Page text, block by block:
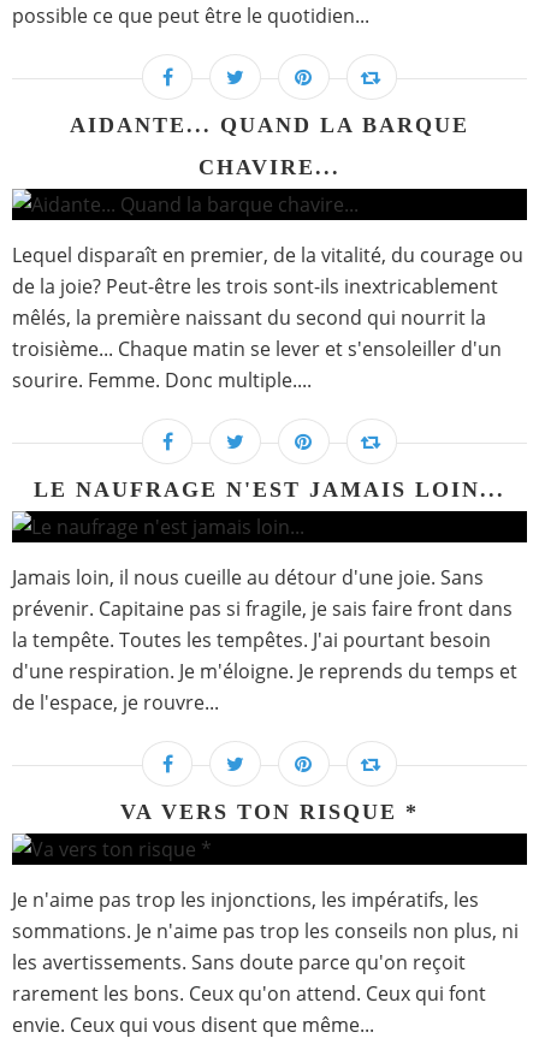
possible ce que peut être le quotidien...
AIDANTE... QUAND LA BARQUE
CHAVIRE...
Lequel disparaît en premier, de la vitalité, du courage ou
de la joie? Peut-être les trois sont-ils inextricablement
mêlés, la première naissant du second qui nourrit la
troisième... Chaque matin se lever et s'ensoleiller d'un
sourire. Femme. Donc multiple....
LE NAUFRAGE N'EST JAMAIS LOIN...
Jamais loin, il nous cueille au détour d'une joie. Sans
prévenir. Capitaine pas si fragile, je sais faire front dans
la tempête. Toutes les tempêtes. J'ai pourtant besoin
d'une respiration. Je m'éloigne. Je reprends du temps et
de l'espace, je rouvre...
VA VERS TON RISQUE *
Je n'aime pas trop les injonctions, les impératifs, les
sommations. Je n'aime pas trop les conseils non plus, ni
les avertissements. Sans doute parce qu'on reçoit
rarement les bons. Ceux qu'on attend. Ceux qui font
envie. Ceux qui vous disent que même...